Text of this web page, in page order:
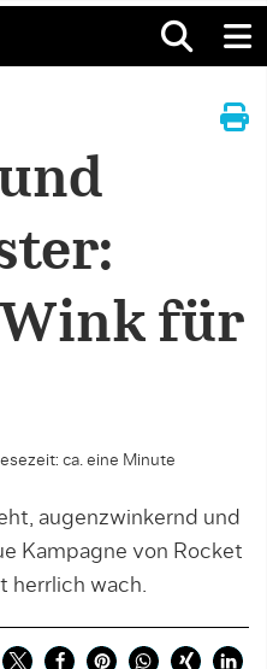
Wink für
ca. eine Minute
augenzwinkernd und
Kampagne von Rocket
herrlich wach.